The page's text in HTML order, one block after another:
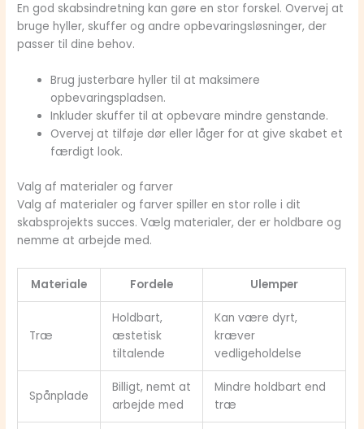
En god skabsindretning kan gøre en stor forskel. Overvej at
bruge hyller, skuffer og andre opbevaringsløsninger, der
passer til dine behov.
Brug justerbare hyller til at maksimere
opbevaringspladsen.
Inkluder skuffer til at opbevare mindre genstande.
Overvej at tilføje dør eller låger for at give skabet et
færdigt look.
Valg af materialer og farver
Valg af materialer og farver spiller en stor rolle i dit
skabsprojekts succes. Vælg materialer, der er holdbare og
nemme at arbejde med.
Materiale Fordele Ulemper
Træ
Holdbart,
æstetisk
tiltalende
Kan være dyrt,
kræver
vedligeholdelse
Spånplade
Billigt, nemt at
arbejde med
Mindre holdbart end
træ